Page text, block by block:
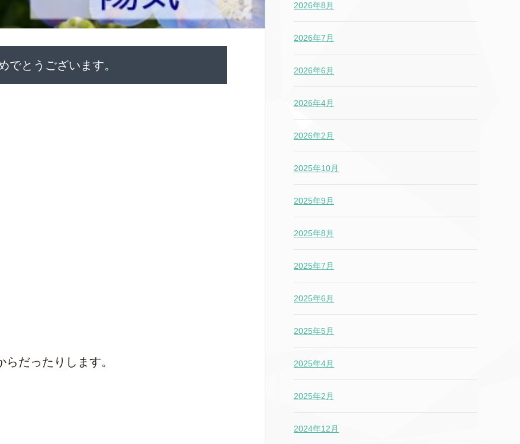
でとうございます。
だったりします。
2026年8月
2026年7月
2026年6月
2026年4月
2026年2月
2025年10月
2025年9月
2025年8月
2025年7月
2025年6月
2025年5月
2025年4月
2025年2月
2024年12月